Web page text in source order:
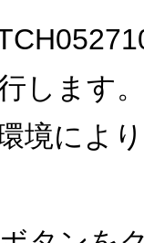
します
境によ